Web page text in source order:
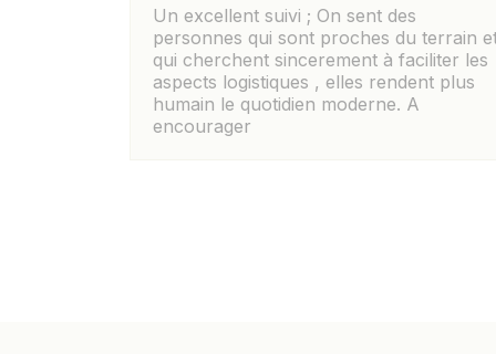
Un excellent suivi ; On sent des
personnes qui sont proches du terrain
qui cherchent sincerement à faciliter les
aspects logistiques , elles rendent plus
humain le quotidien moderne. A
encourager